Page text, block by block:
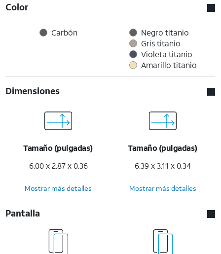
Color
Carbón
Negro titanio
Gris titanio
Violeta titanio
Amarillo titanio
Dimensiones
Tamaño (pulgadas)
6.00 x 2.87 x 0.36
Tamaño (pulgadas)
6.39 x 3.11 x 0.34
Mostrar más detalles Mostrar más detalles
Pantalla